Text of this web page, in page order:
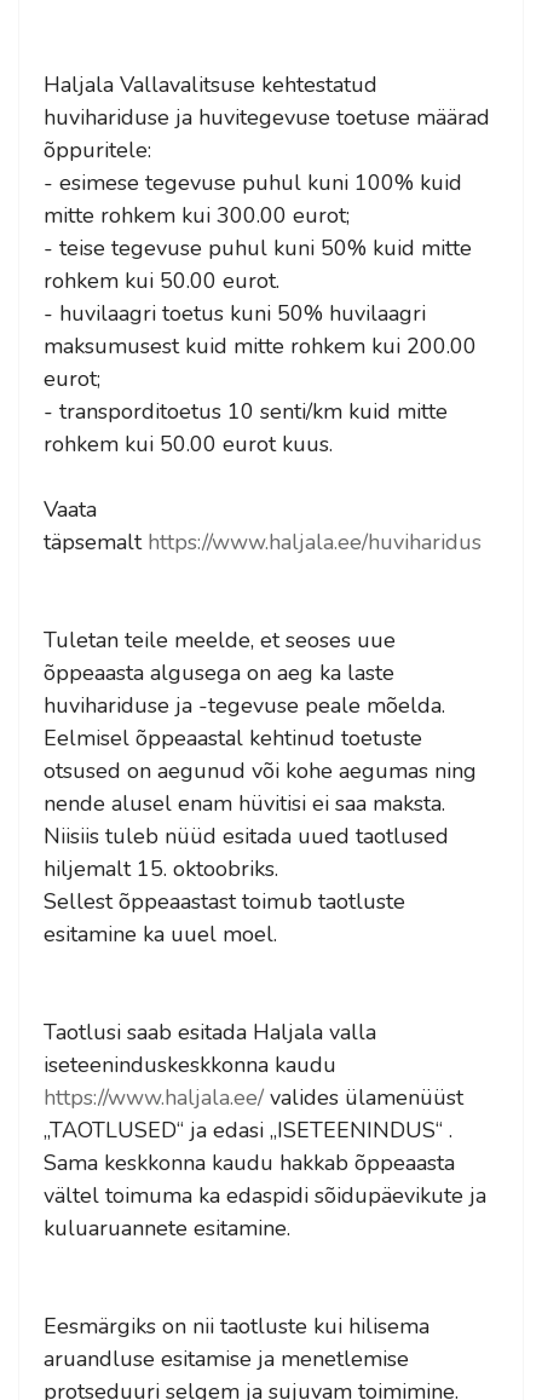
Haljala Vallavalitsuse kehtestatud
huvihariduse ja huvitegevuse toetuse määrad
õppuritele:
- esimese tegevuse puhul kuni 100% kuid
mitte rohkem kui 300.00 eurot;
- teise tegevuse puhul kuni 50% kuid mitte
rohkem kui 50.00 eurot.
- huvilaagri toetus kuni 50% huvilaagri
maksumusest kuid mitte rohkem kui 200.00
eurot;
- transporditoetus 10 senti/km kuid mitte
rohkem kui 50.00 eurot kuus.
Vaata
täpsemalt https://www.haljala.ee/huviharidus
Tuletan teile meelde, et seoses uue
õppeaasta algusega on aeg ka laste
huvihariduse ja -tegevuse peale mõelda.
Eelmisel õppeaastal kehtinud toetuste
otsused on aegunud või kohe aegumas ning
nende alusel enam hüvitisi ei saa maksta.
Niisiis tuleb nüüd esitada uued taotlused
hiljemalt 15. oktoobriks.
Sellest õppeaastast toimub taotluste
esitamine ka uuel moel.
Taotlusi saab esitada Haljala valla
iseteeninduskeskkonna kaudu
https://www.haljala.ee/valides ülamenüüst
„TAOTLUSED“ ja edasi „ISETEENINDUS“ .
Sama keskkonna kaudu hakkab õppeaasta
vältel toimuma ka edaspidi sõidupäevikute ja
kuluaruannete esitamine.
Eesmärgiks on nii taotluste kui hilisema
aruandluse esitamise ja menetlemise
protseduuri selgem ja sujuvam toimimine.